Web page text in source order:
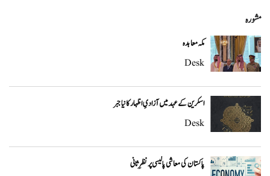
مشورہ
مکہ معاہدہ
Desk
اسکرین کے عہد میں آزادیِ اظہار کا نیا جبر
Desk
پاکستان کی معاشی پالیسی پر نظرِ ثانی